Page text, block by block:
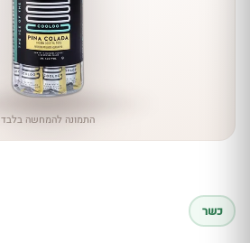
התמונה להמחשה בלבד
כשר